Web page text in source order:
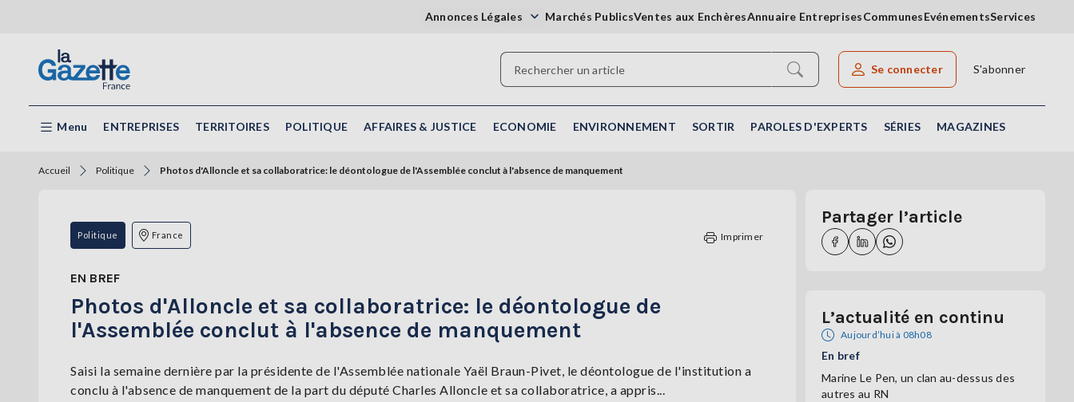
Annonces Légales Marchés PublicsVentes aux EnchèresAnnuaire EntreprisesCommunesEvénementsServices
Rechercher un article
Se connecter S'abonner
Menu ENTREPRISES TERRITOIRES POLITIQUE AFFAIRES & JUSTICE ECONOMIE ENVIRONNEMENT SORTIR PAROLES D'EXPERTS SÉRIES MAGAZINES
Accueil Politique Photos d'Alloncle et sa collaboratrice: le déontologue de l'Assemblée conclut à l'absence de manquement
Politique France Imprimer
EN BREF
Photos d'Alloncle et sa collaboratrice: le déontologue de
l'Assemblée conclut à l'absence de manquement
Saisi la semaine dernière par la présidente de l'Assemblée nationale Yaël Braun-Pivet, le déontologue de l'institution a
conclu à l'absence de manquement de la part du député Charles Alloncle et sa collaboratrice, a appris...
Partager l’article
L’actualité en continu
Aujourd’hui à 08h08
En bref
Marine Le Pen, un clan au-dessus des
autres au RN